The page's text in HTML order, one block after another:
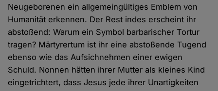
Neugeborenen ein allgemeingültiges Emblem von
Humanität erkennen. Der Rest indes erscheint ihr
abstoßend: Warum ein Symbol barbarischer Tortur
tragen? Märtyrertum ist ihr eine abstoßende Tugend
ebenso wie das Aufsichnehmen einer ewigen
Schuld. Nonnen hätten ihrer Mutter als kleines Kind
eingetrichtert, dass Jesus jede ihrer Unartigkeiten